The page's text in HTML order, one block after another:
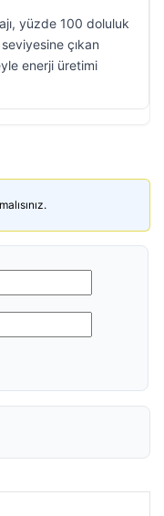
yüzde 100 doluluk
çıkan
enerji üretimi